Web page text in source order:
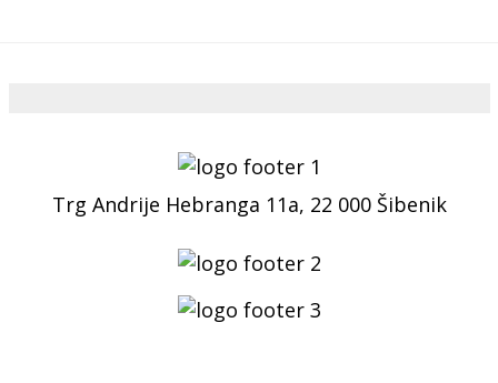
Trg Andrije Hebranga 11a, 22 000 Šibenik